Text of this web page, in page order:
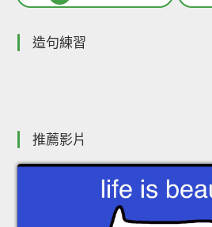
造句練習
推薦影片